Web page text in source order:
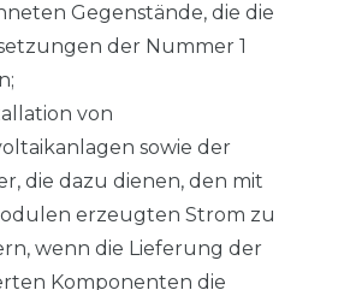
Gegenstände, die die
der Nummer 1
von
sowie der
die dazu dienen, den mit
erzeugten Strom zu
wenn die Lieferung der
Komponenten die